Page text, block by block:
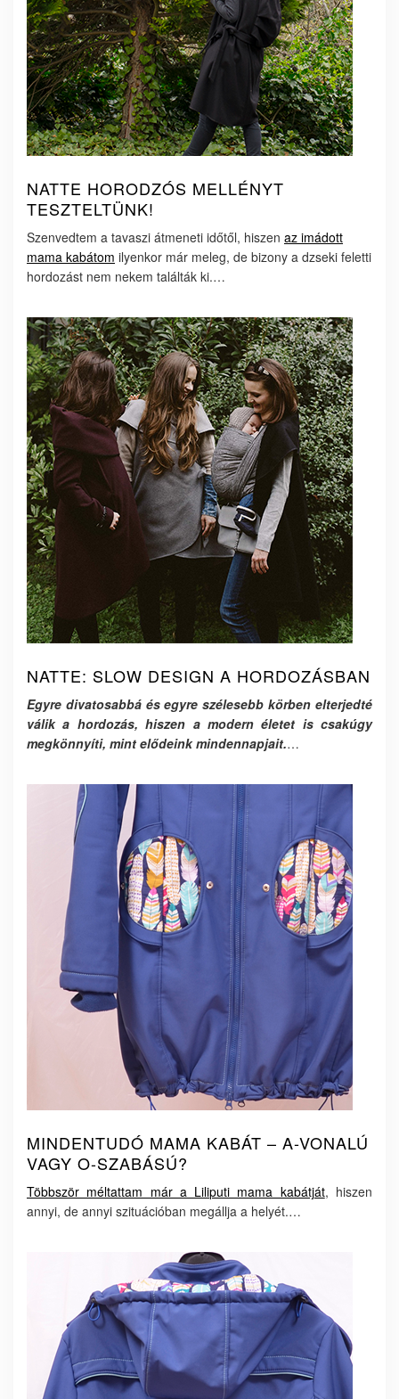
NATTE HORODZÓS MELLÉNYT
TESZTELTÜNK!
Szenvedtem a tavaszi átmeneti időtől, hiszen az imádott
mama kabátom ilyenkor már meleg, de bizony a dzseki feletti
hordozást nem nekem találták ki.…
NATTE: SLOW DESIGN A HORDOZÁSBAN
Egyre divatosabbá és egyre szélesebb körben elterjedté
válik a hordozás, hiszen a modern életet is csakúgy
megkönnyíti, mint elődeink mindennapjait.…
MINDENTUDÓ MAMA KABÁT – A-VONALÚ
VAGY O-SZABÁSÚ?
Többször méltattam már a Liliputi mama kabátját, hiszen
annyi, de annyi szituációban megállja a helyét.…